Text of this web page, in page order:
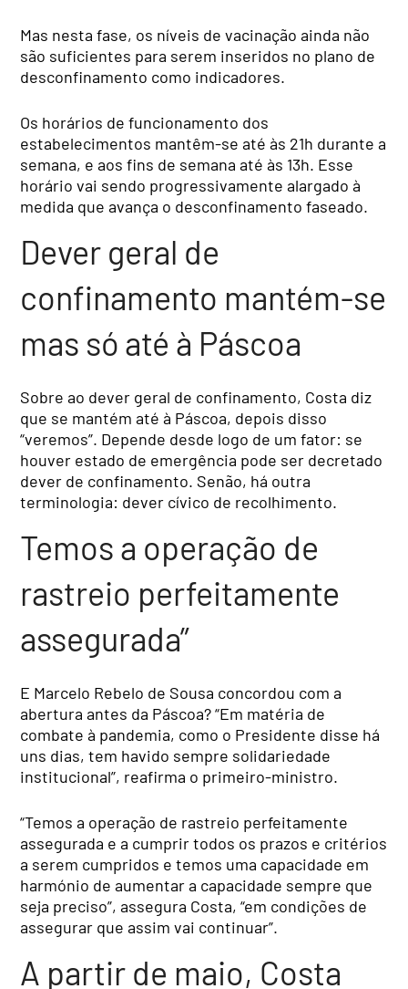
Mas nesta fase, os níveis de vacinação ainda não
são suficientes para serem inseridos no plano de
desconfinamento como indicadores.
Os horários de funcionamento dos
estabelecimentos mantêm-se até às 21h durante a
semana, e aos fins de semana até às 13h. Esse
horário vai sendo progressivamente alargado à
medida que avança o desconfinamento faseado.
Dever geral de
confinamento mantém-se
mas só até à Páscoa
Sobre ao dever geral de confinamento, Costa diz
que se mantém até à Páscoa, depois disso
“veremos”. Depende desde logo de um fator: se
houver estado de emergência pode ser decretado
dever de confinamento. Senão, há outra
terminologia: dever cívico de recolhimento.
Temos a operação de
rastreio perfeitamente
assegurada”
E Marcelo Rebelo de Sousa concordou com a
abertura antes da Páscoa? “Em matéria de
combate à pandemia, como o Presidente disse há
uns dias, tem havido sempre solidariedade
institucional”, reafirma o primeiro-ministro.
“Temos a operação de rastreio perfeitamente
assegurada e a cumprir todos os prazos e critérios
a serem cumpridos e temos uma capacidade em
harmónio de aumentar a capacidade sempre que
seja preciso”, assegura Costa, “em condições de
assegurar que assim vai continuar”.
A partir de maio, Costa